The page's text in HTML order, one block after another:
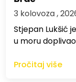
3 kolovoza ,
St​jepan Lukšić
u moru
Pročitaj više